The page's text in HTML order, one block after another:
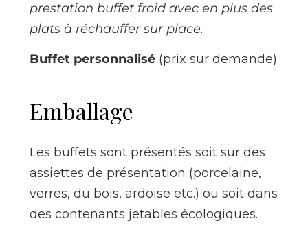
prestation buffet froid avec en plus des
plats à réchauffer sur place.
Buffet personnalisé (prix sur demande)
Emballage
Les buffets sont présentés soit sur des
assiettes de présentation (porcelaine,
verres, du bois, ardoise etc.) ou soit dans
des contenants jetables écologiques.